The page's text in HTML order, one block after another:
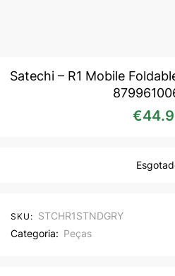
Satechi – R1 Mobile
€
SKU: STCHR1STNDGRY
Categoria: Peças